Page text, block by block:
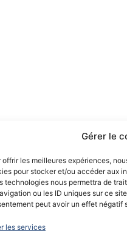
Gérer le
offrir les meilleures expériences,
pour stocker et/ou accéder aux
technologies nous permettra de
ou les ID uniques sur ce
peut avoir un effet
les services